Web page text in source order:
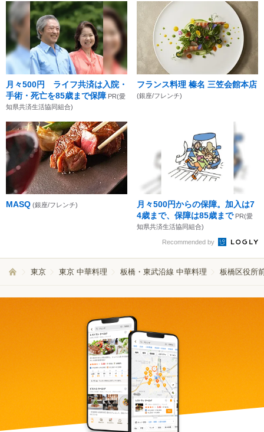
月々500円 ライフ共済は入院・
手術・死亡を85歳まで保障 PR(愛
知県共済生活協同組合)
フランス料理 榛名 三笠会館本店
(銀座/フレンチ)
MASQ (銀座/フレンチ)
月々500円からの保障。加入は7
4歳まで、保障は85歳まで PR(愛
知県共済生活協同組合)
Recommended by
東京 東京 中華料理 板橋・東武沿線 中華料理 板橋区役所